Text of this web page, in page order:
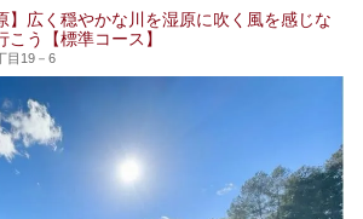
】広く穏やかな川を湿原に吹く風を感じな
う【標準コース】
目19－6